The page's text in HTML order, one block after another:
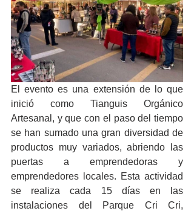
El evento es una extensión de lo que
inició como Tianguis Orgánico
Artesanal, y que con el paso del tiempo
se han sumado una gran diversidad de
productos muy variados, abriendo las
puertas a emprendedoras y
emprendedores locales. Esta actividad
se realiza cada 15 días en las
instalaciones del Parque Cri Cri,